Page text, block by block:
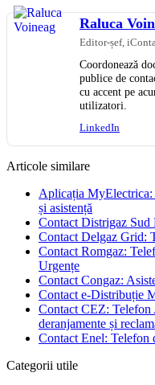
Raluca
Editor-șef,
Coordonează
publice de
cu accent pe
utilizatori.
LinkedIn
Articole similare
Aplicația MyElectrica:
și asistență
Contact Distrigaz Sud
Contact Delgaz Grid:
Contact Romgaz:
Urgențe
Contact Congaz:
Contact e-Distribuție
Contact CEZ: Telefon
deranjamente și
Contact Enel: Telefon
Categorii utile